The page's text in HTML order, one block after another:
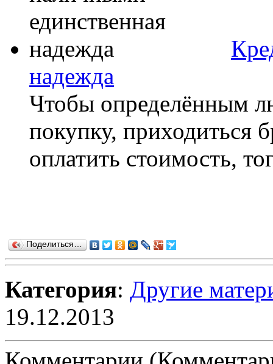
надежда
Чтобы определённым
покупку, приходиться
оплатить стоимость,
Поделиться…
Категория: Другие
19.12.2013